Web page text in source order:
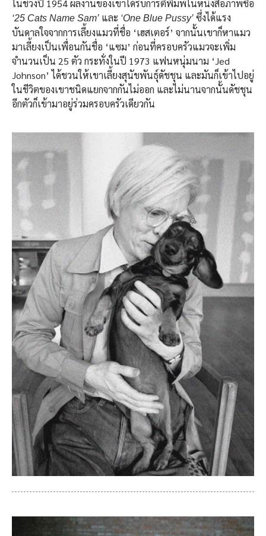
ในช่วงปี 1954 ผลงานของเขาได้รับการตีพิมพ์ในหนังสือภาพชื่อ
‘25 Cats Name Sam’ และ ‘One Blue Pussy’ ซึ่งได้แรง
บันดาลใจจากการเลี้ยงแมวที่ชื่อ ‘เฮสเตอร์’ จากนั้นเขาก็หาแมว
มาเลี้ยงเป็นเพื่อนกันชื่อ ‘แซม’ ก่อนที่ครอบครัวแมวจะเพิ่ม
จำนวนเป็น 25 ตัว กระทั่งในปี 1973 แฟนหนุ่มนาม ‘Jed
Johnson’ ได้ชวนให้เขาเลี้ยงสุนัขพันธุ์ดัชชุน และมันก็เข้าไปอยู่
ในชีวิตของเขาชนิดแยกจากกันไม่ออก และไม่นานจากนั้นดัชชุน
อีกตัวก็เข้ามาอยู่ร่วมครอบครัวเดียวกัน